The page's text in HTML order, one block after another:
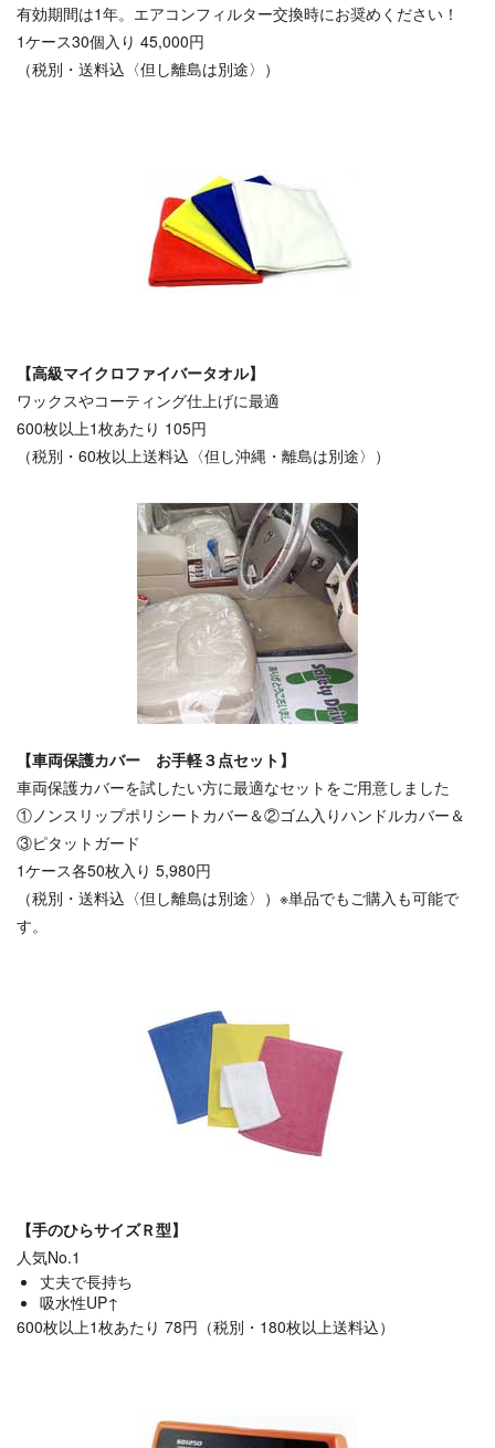
有効期間は1年。エアコンフィルター交換時にお奨めください！
1ケース30個入り 45,000円
（税別・送料込〈但し離島は別途〉）
【高級マイクロファイバータオル】
ワックスやコーティング仕上げに最適
600枚以上1枚あたり 105円
（税別・60枚以上送料込〈但し沖縄・離島は別途〉）
【車両保護カバー お手軽３点セット】
車両保護カバーを試したい方に最適なセットをご用意しました
①ノンスリップポリシートカバー＆②ゴム入りハンドルカバー＆
③ピタットガード
1ケース各50枚入り 5,980円
（税別・送料込〈但し離島は別途〉）※単品でもご購入も可能で
す。
【手のひらサイズＲ型】
人気No.1
丈夫で長持ち
吸水性UP↑
600枚以上1枚あたり 78円（税別・180枚以上送料込）